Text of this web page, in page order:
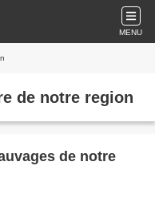
MENU
de notre region